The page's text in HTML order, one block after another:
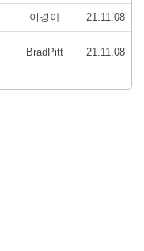
이경아 21.11.08
BradPitt 21.11.08